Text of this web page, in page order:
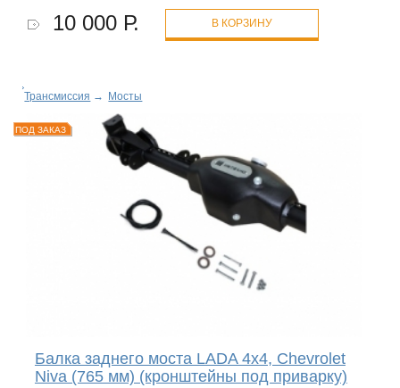
10 000 Р. В КОРЗИНУ
Трансмиссия → Мосты
ПОД ЗАКАЗ
Балка заднего моста LADA 4x4, Chevrolet
Niva (765 мм) (кронштейны под приварку)